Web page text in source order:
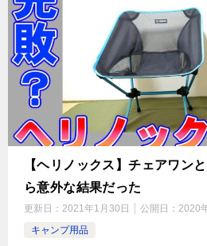
【ヘリノックス】チェアワン
ら意外な結果だった
更新日： 2021年1月30日 公開日： 2020
キャンプ用品